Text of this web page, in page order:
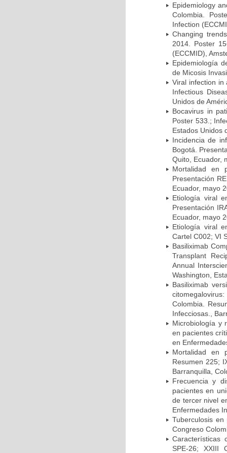
Epidemiology
Colombia.
Infection
Changing
2014. Poster
(ECCMID),
Epidemiología
de Micosis
Viral infection in
Infectious
Unidos de
Bocavirus in
Poster 533.;
Estados Unidos
Incidencia de
Bogotá.
Quito, Ecuador,
Mortalidad en
Presentación
Ecuador, mayo
Etiología viral
Presentación
Ecuador, mayo
Etiología viral
Cartel C002; VI
Basiliximab
Transplant
Annual
Washington,
Basiliximab
Colombia.
Infecciosas.,
Microbiología y
en pacientes
en
Mortalidad en
Resumen 225;
Barranquilla,
Frecuencia y
pacientes en
de tercer nivel
Enfermedades
Tuberculosis
Congreso
Características
SPE-26; XXIII